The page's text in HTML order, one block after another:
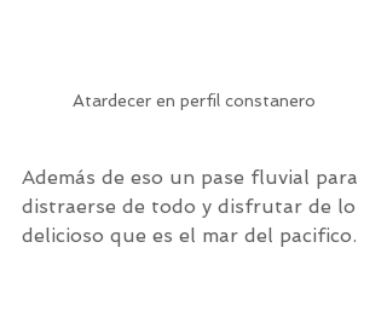
Atardecer en perfil constanero
Además de eso un pase fluvial para
distraerse de todo y disfrutar de lo
delicioso que es el mar del pacifico.